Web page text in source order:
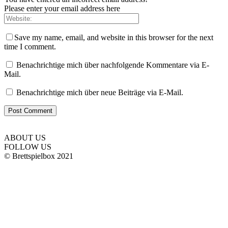
Please enter your email address here
Save my name, email, and website in this browser for the next
time I comment.
Benachrichtige mich über nachfolgende Kommentare via E-
Mail.
Benachrichtige mich über neue Beiträge via E-Mail.
ABOUT US
FOLLOW US
© Brettspielbox 2021